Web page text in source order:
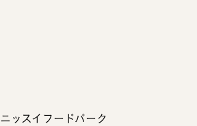
ニッスイフードパーク